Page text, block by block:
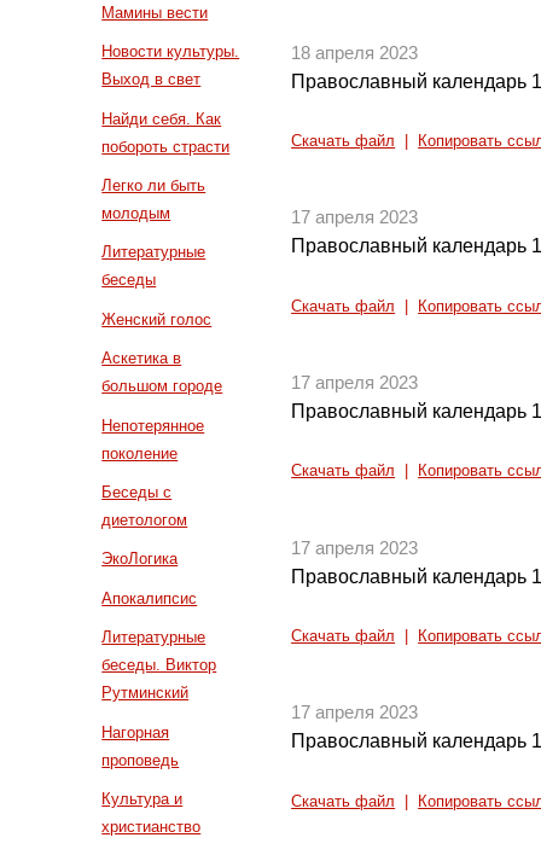
Мамины вести
Новости культуры.
Выход в свет
Найди себя. Как
побороть страсти
Легко ли быть
молодым
Литературные
беседы
Женский голос
Аскетика в
большом городе
Непотерянное
поколение
Беседы с
диетологом
ЭкоЛогика
Апокалипсис
Литературные
беседы. Виктор
Рутминский
Нагорная
проповедь
Культура и
христианство
18 апреля 2023
Православный календарь
Скачать файл Копировать
17 апреля 2023
Православный календарь
Скачать файл Копировать
17 апреля 2023
Православный календарь
Скачать файл Копировать
17 апреля 2023
Православный календарь
Скачать файл Копировать
17 апреля 2023
Православный календарь
Скачать файл Копировать